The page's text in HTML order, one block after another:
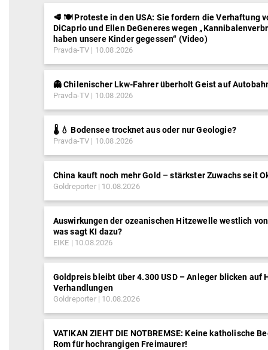
🥩 🍽️ Proteste in den USA: Sie fordern die Verhaftung
DiCaprio und Ellen DeGeneres wegen
haben unsere Kinder gegessen“ (Video)
Pravda-TV 10.08.2026
👻 Chilenischer Lkw-Fahrer überholt Geist auf
Pravda-TV 10.08.2026
🌡️ 💧 Bodensee trocknet aus oder nur Geologie?
Pravda-TV 10.08.2026
China kauft noch mehr Gold – stärkster Zuwachs seit
Goldreporter 10.08.2026
Auswirkungen der ozeanischen Hitzewelle westlich
was sagt KI dazu?
EIKE 10.08.2026
Goldpreis bleibt über 4.300 USD – Anleger blicken auf
Verhandlungen
Goldreporter 10.08.2026
VATIKAN ZIEHT DIE NOTBREMSE: Keine katholische
Rom für hochrangigen Freimaurer!